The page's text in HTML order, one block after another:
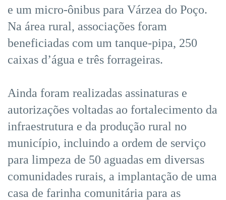
e um micro-ônibus para Várzea do Poço.
Na área rural, associações foram
beneficiadas com um tanque-pipa, 250
caixas d’água e três forrageiras.
Ainda foram realizadas assinaturas e
autorizações voltadas ao fortalecimento da
infraestrutura e da produção rural no
município, incluindo a ordem de serviço
para limpeza de 50 aguadas em diversas
comunidades rurais, a implantação de uma
casa de farinha comunitária para as